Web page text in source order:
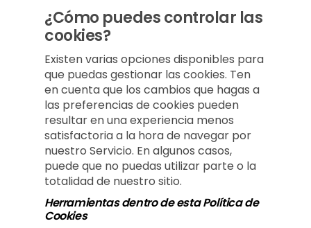
¿Cómo puedes controlar las
cookies?
Existen varias opciones disponibles para
que puedas gestionar las cookies. Ten
en cuenta que los cambios que hagas a
las preferencias de cookies pueden
resultar en una experiencia menos
satisfactoria a la hora de navegar por
nuestro Servicio. En algunos casos,
puede que no puedas utilizar parte o la
totalidad de nuestro sitio.
Herramientas dentro de esta Política de
Cookies